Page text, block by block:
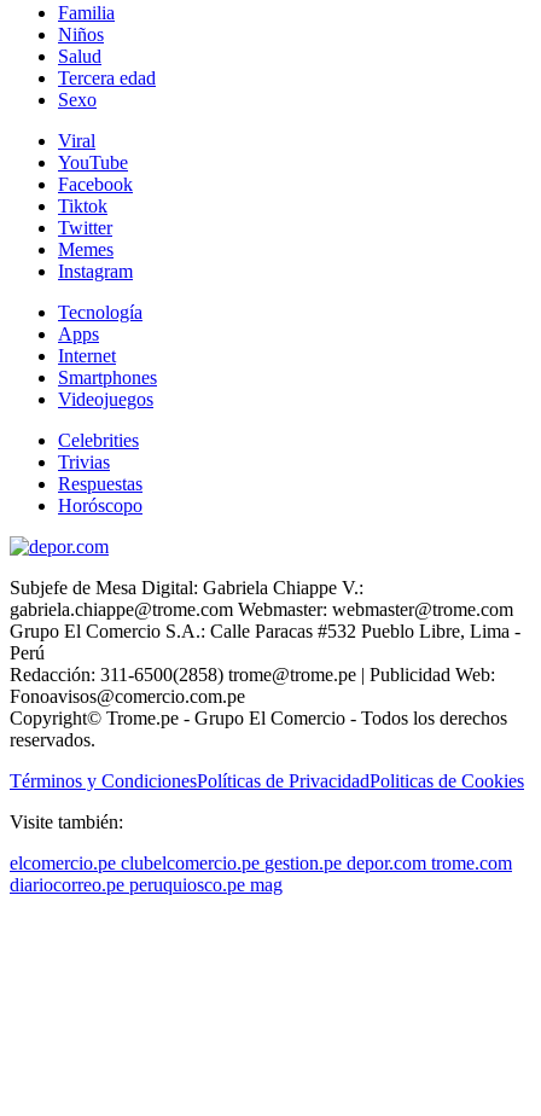
Familia
Niños
Salud
Tercera edad
Sexo
Viral
YouTube
Facebook
Tiktok
Twitter
Memes
Instagram
Tecnología
Apps
Internet
Smartphones
Videojuegos
Celebrities
Trivias
Respuestas
Horóscopo
Subjefe de Mesa Digital: Gabriela Chiappe V.:
gabriela.chiappe@trome.com Webmaster: webmaster@trome.com
Grupo El Comercio S.A.: Calle Paracas #532 Pueblo Libre, Lima -
Perú
Redacción: 311-6500(2858) trome@trome.pe | Publicidad Web:
Fonoavisos@comercio.com.pe
Copyright© Trome.pe - Grupo El Comercio - Todos los derechos
reservados.
Términos y CondicionesPolíticas de PrivacidadPoliticas de Cookies
Visite también:
elcomercio.pe clubelcomercio.pe gestion.pe depor.com trome.com
diariocorreo.pe peruquiosco.pe mag